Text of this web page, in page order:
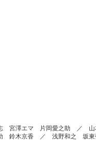
宮澤エマ 片岡愛之助 ／
鈴木京香 ／ 浅野和之 坂